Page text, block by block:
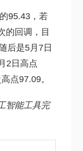
95.43，若
的回调，目
后是5月7日
2日高点
点97.09。
智能工具完